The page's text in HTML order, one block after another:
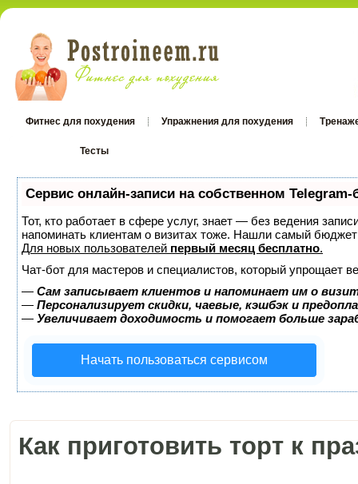
Фитнес для похудения Упражнения для похудения
Тесты
Сервис онлайн-записи на собственном Telegram-
Тот, кто работает в сфере услуг, знает — без ведения
напоминать клиентам о визитах тоже. Нашли самый
Для новых пользователей первый месяц бесплатно.
Чат-бот для мастеров и специалистов, который упрощает
— Сам записывает клиентов и напоминает им о
— Персонализирует скидки, чаевые, кэшбэк и
— Увеличивает доходимость и помогает больше
Начать пользоваться сервисом
Как приготовить торт к